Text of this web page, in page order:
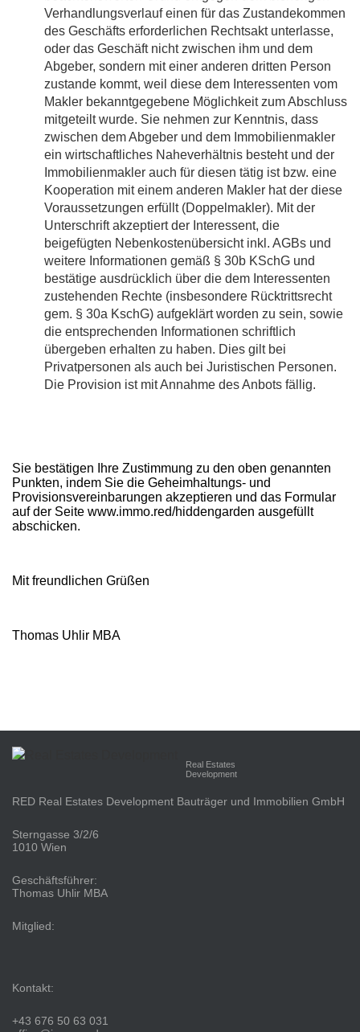
Verhandlungsverlauf einen für das Zustandekommen
des Geschäfts erforderlichen Rechtsakt unterlasse,
oder das Geschäft nicht zwischen ihm und dem
Abgeber, sondern mit einer anderen dritten Person
zustande kommt, weil diese dem Interessenten vom
Makler bekanntgegebene Möglichkeit zum Abschluss
mitgeteilt wurde. Sie nehmen zur Kenntnis, dass
zwischen dem Abgeber und dem Immobilienmakler
ein wirtschaftliches Naheverhältnis besteht und der
Immobilienmakler auch für diesen tätig ist bzw. eine
Kooperation mit einem anderen Makler hat der diese
Voraussetzungen erfüllt (Doppelmakler). Mit der
Unterschrift akzeptiert der Interessent, die
beigefügten Nebenkostenübersicht inkl. AGBs und
weitere Informationen gemäß § 30b KSchG und
bestätige ausdrücklich über die dem Interessenten
zustehenden Rechte (insbesondere Rücktrittsrecht
gem. § 30a KschG) aufgeklärt worden zu sein, sowie
die entsprechenden Informationen schriftlich
übergeben erhalten zu haben. Dies gilt bei
Privatpersonen als auch bei Juristischen Personen.
Die Provision ist mit Annahme des Anbots fällig.
Sie bestätigen Ihre Zustimmung zu den oben genannten
Punkten, indem Sie die Geheimhaltungs- und
Provisionsvereinbarungen akzeptieren und das Formular
auf der Seite www.immo.red/hiddengarden ausgefüllt
abschicken.
Mit freundlichen Grüßen
Thomas Uhlir MBA
Real Estates
Development
RED Real Estates Development Bauträger und Immobilien GmbH
Sterngasse 3/2/6
1010 Wien
Geschäftsführer:
Thomas Uhlir MBA
Mitglied:
Kontakt:
+43 676 50 63 031